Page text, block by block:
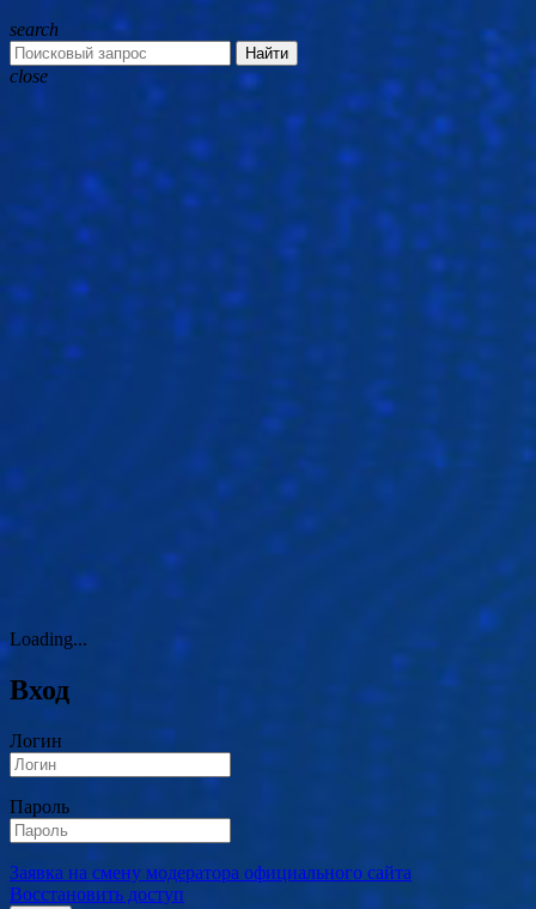
search
Найти
close
Loading...
Вход
Логин
Пароль
Заявка на смену модератора официального сайта
Восстановить доступ